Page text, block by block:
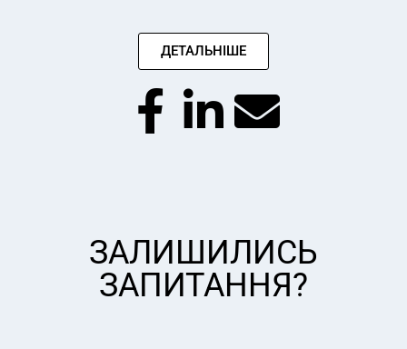
ДЕТАЛЬНІШЕ
ЗАЛИШИЛИСЬ
ЗАПИТАННЯ?